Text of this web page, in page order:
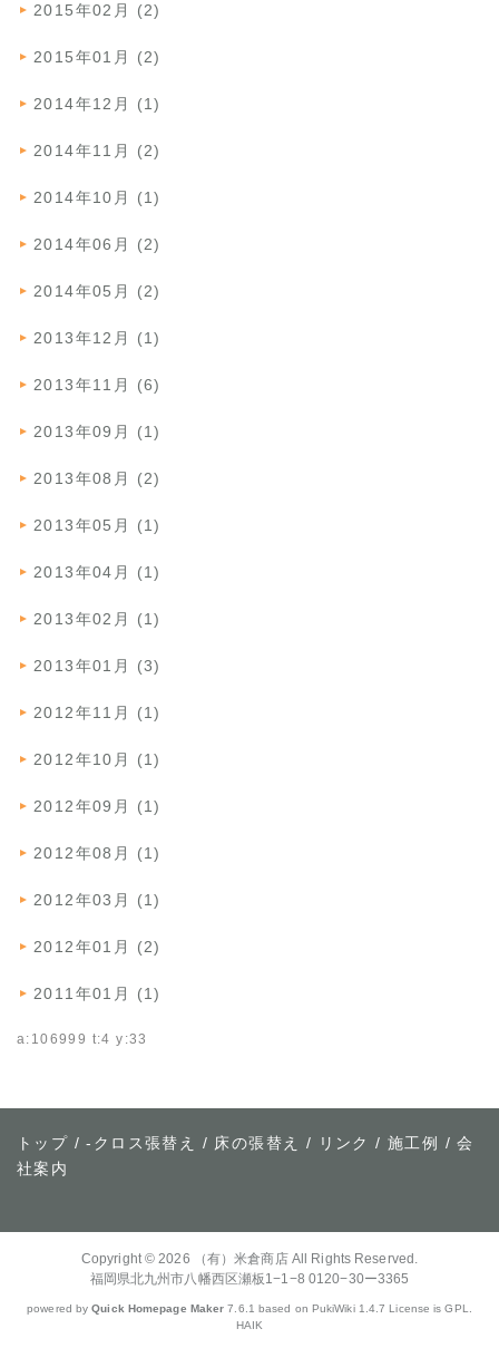
2015年02月 (2)
2015年01月 (2)
2014年12月 (1)
2014年11月 (2)
2014年10月 (1)
2014年06月 (2)
2014年05月 (2)
2013年12月 (1)
2013年11月 (6)
2013年09月 (1)
2013年08月 (2)
2013年05月 (1)
2013年04月 (1)
2013年02月 (1)
2013年01月 (3)
2012年11月 (1)
2012年10月 (1)
2012年09月 (1)
2012年08月 (1)
2012年03月 (1)
2012年01月 (2)
2011年01月 (1)
a:106999 t:4 y:33
トップ / - クロス張替え / 床の張替え / リンク /施工例 /会
社案内
Copyright © 2026 （有）米倉商店All Rights Reserved.
福岡県北九州市八幡西区瀬板1−1−8 0120−30ー3365
powered byQuick Homepage Maker 7.6.1 based on PukiWiki 1.4.7 License is GPL.
HAIK